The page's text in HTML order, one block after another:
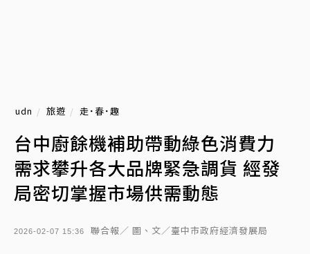
udn 旅遊 走˙春˙趣
台中廚餘機補助帶動綠色消費力
需求攀升各大品牌緊急調貨 經發
局密切掌握市場供需動態
2026-02-07 15:36 聯合報／ 圖、文／臺中市政府經濟發展局